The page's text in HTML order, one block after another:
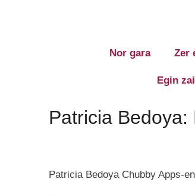
Nor gara Zer
Egin
Patricia
Patricia Bedoya Chubby Apps-